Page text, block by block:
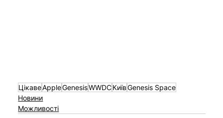
ЦікавеAppleGenesisWWDCКиївGenesis Space
Новини
Можливості